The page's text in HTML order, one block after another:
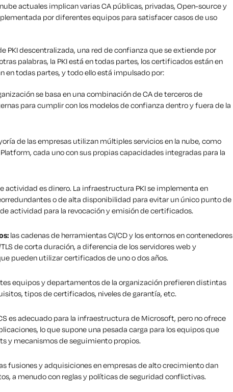
actuales implican varias CA públicas, privadas, Open-source y
por diferentes equipos para satisfacer casos de uso
PKI descentralizada, una red de confianza que se extiende por
palabras, la PKI está en todas partes, los certificados están en
en todas partes, y todo ello está impulsado por:
se basa en una combinación de CA de terceros de
para cumplir con los modelos de confianza dentro y fuera de la
de las empresas utilizan múltiples servicios en la nube, como
Platform, cada uno con sus propias capacidades integradas para la
actividad es dinero. La infraestructura PKI se implementa en
o de alta disponibilidad para evitar un único punto de
actividad para la revocación y emisión de certificados.
las cadenas de herramientas CI/CD y los entornos en contenedores
de corta duración, a diferencia de los servidores web y
pueden utilizar certificados de uno o dos años.
equipos y departamentos de la organización prefieren distintas
tipos de certificados, niveles de garantía, etc.
es adecuado para la infraestructura de Microsoft, pero no ofrece
lo que supone una pesada carga para los equipos que
y mecanismos de seguimiento propios.
fusiones y adquisiciones en empresas de alto crecimiento dan
a menudo con reglas y políticas de seguridad conflictivas.